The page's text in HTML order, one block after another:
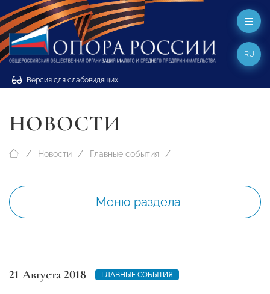
Версия для слабовидящих
RU
НОВОСТИ
Новости Главные события
Меню раздела
21 Августа 2018 ГЛАВНЫЕ СОБЫТИЯ